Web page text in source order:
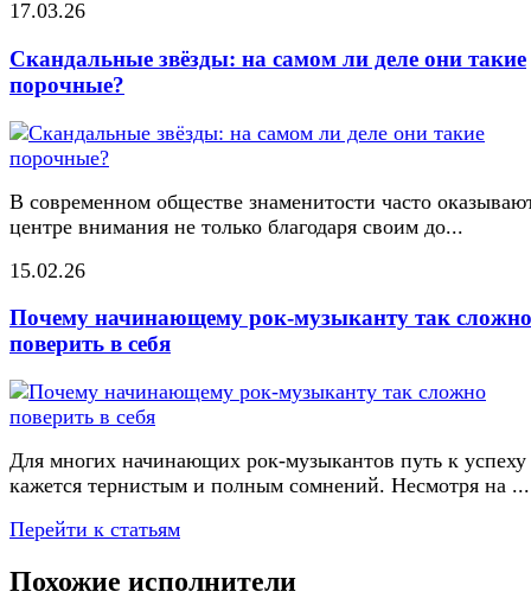
17.03.26
Скандальные звёзды: на самом ли деле они такие
порочные?
В современном обществе знаменитости часто
центре внимания не только благодаря своим до...
15.02.26
Почему начинающему рок-музыканту так сложно
поверить в себя
Для многих начинающих рок-музыкантов путь к успеху
кажется тернистым и полным сомнений. Несмотря на ...
Перейти к статьям
Похожие исполнители